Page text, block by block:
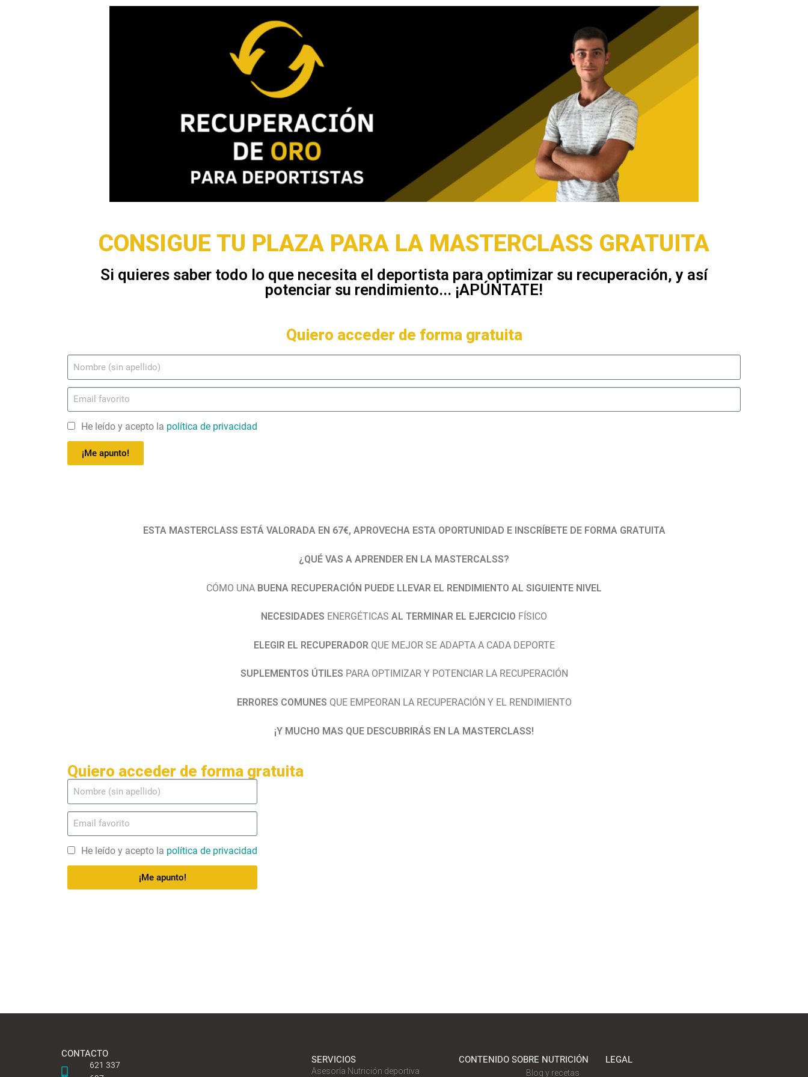
CONSIGUE TU PLAZA PARA LA MASTERCLASS GRATUITA
Si quieres saber todo lo que necesita el deportista para optimizar su recuperación, y así
potenciar su rendimiento... ¡APÚNTATE!
Quiero acceder de forma gratuita
He leído y acepto la política de privacidad
¡Me apunto!
ESTA MASTERCLASS ESTÁ VALORADA EN 67€, APROVECHA ESTA OPORTUNIDAD E INSCRÍBETE DE FORMA GRATUITA
¿QUÉ VAS A APRENDER EN LA MASTERCALSS?
CÓMO UNA BUENA RECUPERACIÓN PUEDE LLEVAR EL RENDIMIENTO AL SIGUIENTE NIVEL
NECESIDADES ENERGÉTICAS AL TERMINAR EL EJERCICIO FÍSICO
ELEGIR EL RECUPERADORQUE MEJOR SE ADAPTA A CADA DEPORTE
SUPLEMENTOS ÚTILES PARA OPTIMIZAR Y POTENCIAR LA RECUPERACIÓN
ERRORES COMUNES QUE EMPEORAN LA RECUPERACIÓN Y EL RENDIMIENTO
¡Y MUCHO MAS QUE DESCUBRIRÁS EN LA MASTERCLASS!
Quiero acceder de forma gratuita
He leído y acepto la política de privacidad
¡Me apunto!
CONTACTO
621 337
SERVICIOS
Asesoría Nutrición deportiva
CONTENIDO SOBRE NUTRICIÓN
Blog y recetas
LEGAL